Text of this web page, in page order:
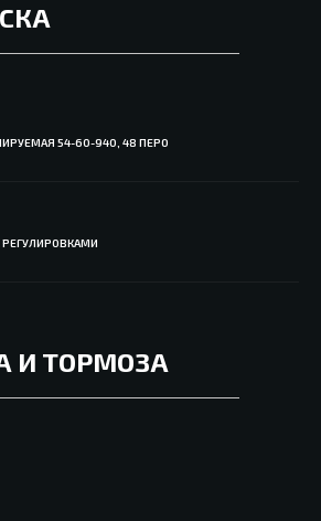
54-60-940, 48 ПЕРО
РЕГУЛИРОВКАМИ
И ТОРМОЗА